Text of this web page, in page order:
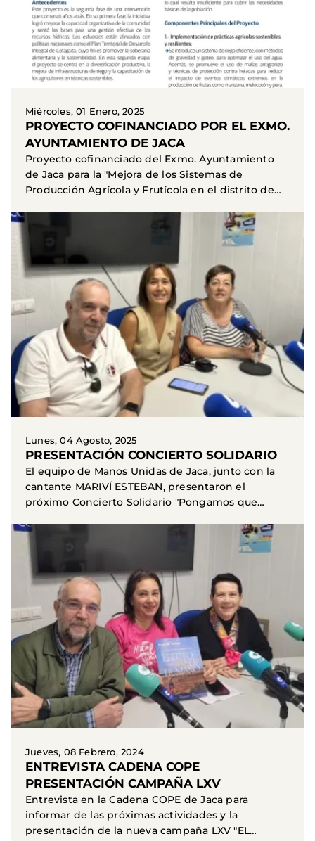
Miércoles, 01 Enero, 2025
PROYECTO COFINANCIADO POR EL EXMO.
AYUNTAMIENTO DE JACA
Proyecto cofinanciado del Exmo. Ayuntamiento
de Jaca para la "Mejora de los Sistemas de
Producción Agrícola y Frutícola en el distrito de
Lunes, 04 Agosto, 2025
PRESENTACIÓN CONCIERTO SOLIDARIO
El equipo de Manos Unidas de Jaca, junto con la
cantante MARIVÍ ESTEBAN, presentaron el
próximo Concierto Solidario "Pongamos que
Jueves, 08 Febrero, 2024
ENTREVISTA CADENA COPE
PRESENTACIÓN CAMPAÑA LXV
Entrevista en la Cadena COPE de Jaca para
informar de las próximas actividades y la
presentación de la nueva campaña LXV "EL